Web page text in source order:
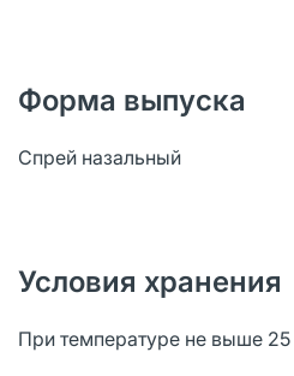
Форма выпуска
Спрей назальный
Условия хранения
При температуре не выше 25